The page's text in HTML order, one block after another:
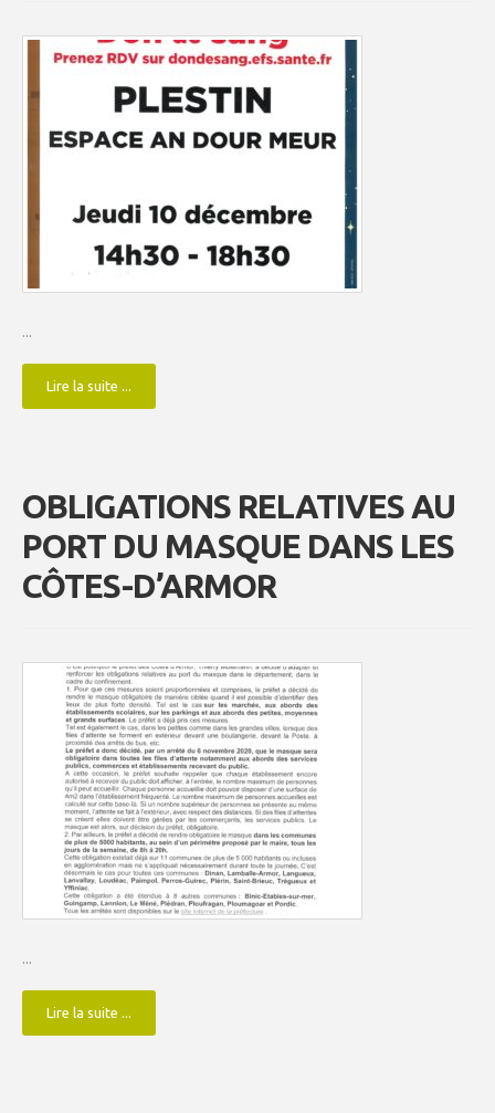
...
Lire la suite ...
OBLIGATIONS RELATIVES AU
PORT DU MASQUE DANS LES
CÔTES-D’ARMOR
...
Lire la suite ...